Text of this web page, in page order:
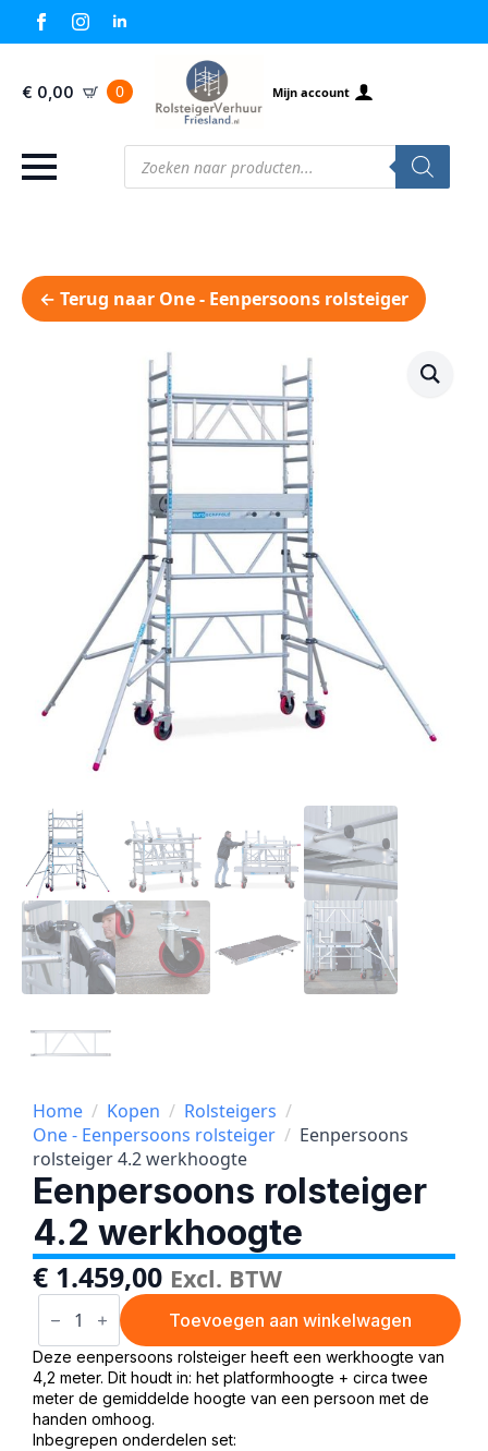
€ 0,00 0 Mijn account
Producten
zoeken
← Terug naar One - Eenpersoons rolsteiger
Home Kopen
Rolsteigers
One - Eenpersoons rolsteiger
Eenpersoons
rolsteiger 4.2 werkhoogte
Eenpersoons rolsteiger
4.2 werkhoogte
€ 1.459,00 Excl. BTW
Eenpersoons
rolsteiger
werkhoogte
aantal
Toevoegen aan winkelwagen
Deze eenpersoons rolsteiger heeft een werkhoogte van
4,2 meter. Dit houdt in: het platformhoogte + circa twee
meter de gemiddelde hoogte van een persoon met de
handen omhoog.
Inbegrepen onderdelen set: